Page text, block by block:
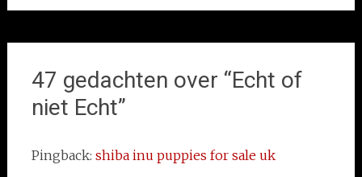
47 gedachten over “Echt of
niet Echt”
Pingback: shiba inu puppies for sale uk